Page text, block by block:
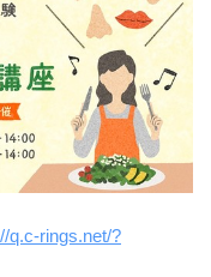
q.c-rings.net/?